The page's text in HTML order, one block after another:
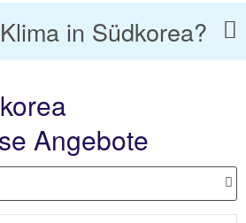
in Südkorea?
Angebote